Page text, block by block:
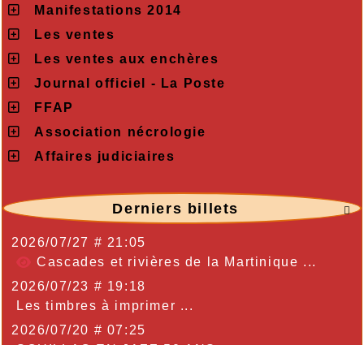
Manifestations 2014
Les ventes
Les ventes aux enchères
Journal officiel - La Poste
FFAP
Association nécrologie
Affaires judiciaires

Derniers billets
2026/07/27 # 21:05
Cascades et rivières de la Martinique ...
2026/07/23 # 19:18
Les timbres à imprimer ...
2026/07/20 # 07:25